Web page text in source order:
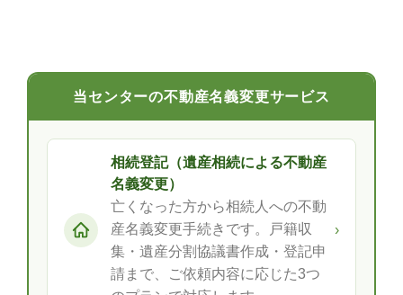
当センターの不動産名義変更サービス
相続登記（遺産相続による不動産
名義変更）
亡くなった方から相続人への不動
産名義変更手続きです。戸籍収
集・遺産分割協議書作成・登記申
請まで、ご依頼内容に応じた3つ
›